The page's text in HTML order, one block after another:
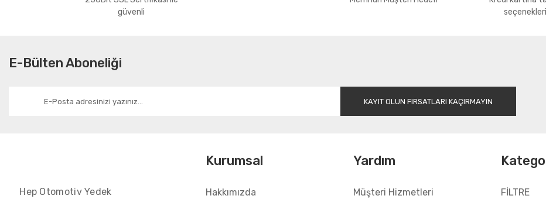
Bu ürüne benzer farklı alternatifler olmalı.
Gönder
güvenli
seçenekleri
E-Bülten Aboneliği
KAYIT OLUN FIRSATLARI KAÇIRMAYIN
Hep Otomotiv Yedek
Kurumsal
Hakkımızda
Yardım
Müşteri Hizmetleri
FİLTRE